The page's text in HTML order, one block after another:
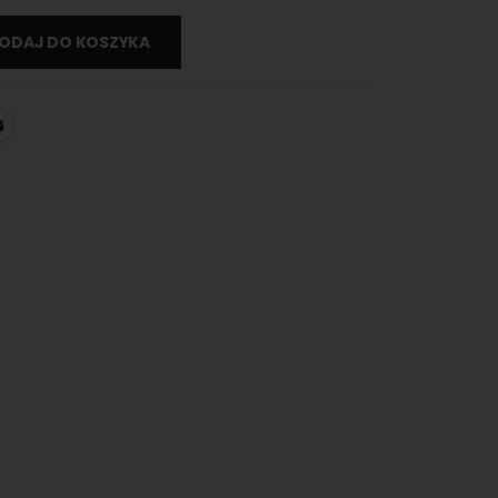
DO KOSZYKA